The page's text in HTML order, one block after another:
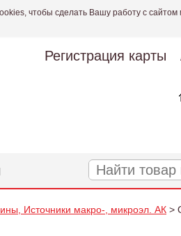
чтобы сделать Вашу работу с
Регистрация карты
Источники макро-, микроэл. АК >